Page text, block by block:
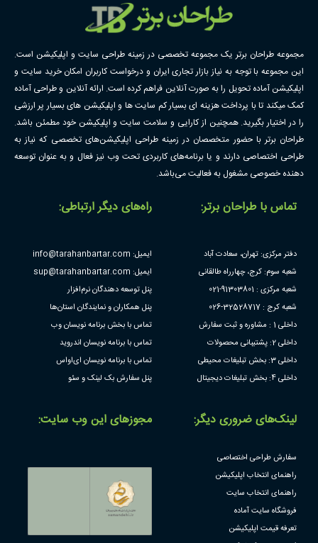
مجموعه طراحان برتر یک مجموعه تخصصی در زمینه طراحی سایت و اپلیکیشن است.
این مجموعه با توجه به نیاز بازار تجاری ایران و درخواست کاربران امکان خرید سایت و
اپلیکیشن آماده تحویل را به صورت آنلاین فراهم کرده است. ارائه آنلاین و طراحی آماده
کمک میکند تا با پرداخت هزینه ای بسیار کم سایت ها و اپلیکیشن های بسیار پر ارزشی
را در اختیار بگیرید. همچنین از کارایی و سلامت سایت و اپلیکیشن خود مطمئن باشد.
طراحان برتر با حضور متخصصان در زمینه طراحی اپلیکیشن‌های تخصصی که نیاز به
طراحی اختصاصی دارند و یا برنامه‌های کاربردی تحت وب نیز فعال و به عنوان توسعه
دهنده خصوصی مشغول به فعالیت می‌باشد.
تماس با طراحان برتر:
دفتر مرکزی: تهران، سعادت آباد
شعبه سوم: کرج، چهارراه طالقانی
شعبه مرکزی : 91303801-021
شعبه کرج : 32528717-026
داخلی 1 : مشاوره و ثبت سفارش
داخلی 2: پشتیبانی محصولات
داخلی 3: بخش تبلیغات محیطی
داخلی 4: بخش تبلیغات دیجیتال
راه‌های دیگر ارتباطی:
ایمیل: info@tarahanbartar.com
ایمیل: sup@tarahanbartar.com
پنل توسعه دهندگان نرم‌افزار
پنل همکاران و نمایندگان استان‌ها
تماس با بخش برنامه نویسان وب
تماس با برنامه نویسان اندروید
تماس با برنامه نویسان ای‌او‌اس
پنل سفارش بک لینک و سئو
لینک‌های ضروری دیگر:
سفارش طراحی اختصاصی
راهنمای انتخاب اپلیکیشن
راهنمای انتخاب سایت
فروشگاه سایت آماده
تعرفه قیمت اپلیکیشن
مجوز‌های این وب سایت: